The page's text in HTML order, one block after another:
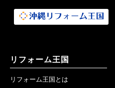
リフォーム王国
リフォーム王国とは